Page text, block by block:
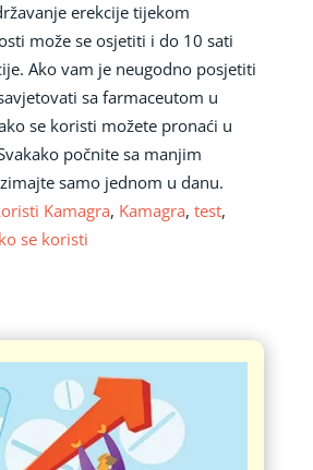
erekcije tijekom
može se osjetiti i do 10 sati
Ako vam je neugodno posjetiti
sa farmaceutom u
se koristi možete pronaći u
počnite sa manjim
samo jednom u danu.
Kamagra, Kamagra, test,
se koristi